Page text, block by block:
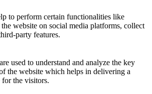
to perform certain functionalities like
website on social media platforms, collect
party features.
used to understand and analyze the key
the website which helps in delivering a
for the visitors.